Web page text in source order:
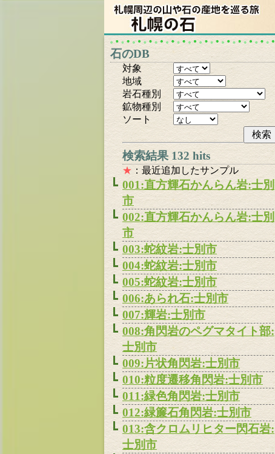
石のDB
対象
地域
岩石種別
鉱物種別
ソート
検索結果 132 hits
★ ：最近追加したサンプル
001:直方輝石かんらん岩:士別
市
002:直方輝石かんらん岩:士別
市
003:蛇紋岩:士別市
004:蛇紋岩:士別市
005:蛇紋岩:士別市
006:あられ石:士別市
007:輝岩:士別市
008:角閃岩のペグマタイト部:
士別市
009:片状角閃岩:士別市
010:粒度遷移角閃岩:士別市
011:緑色角閃岩:士別市
012:緑簾石角閃岩:士別市
013:含クロムリヒター閃石岩:
士別市